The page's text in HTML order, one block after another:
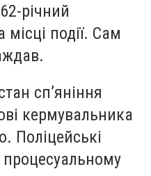
річний
місці події. Сам
сп’яніння
кермувальника
Поліцейські